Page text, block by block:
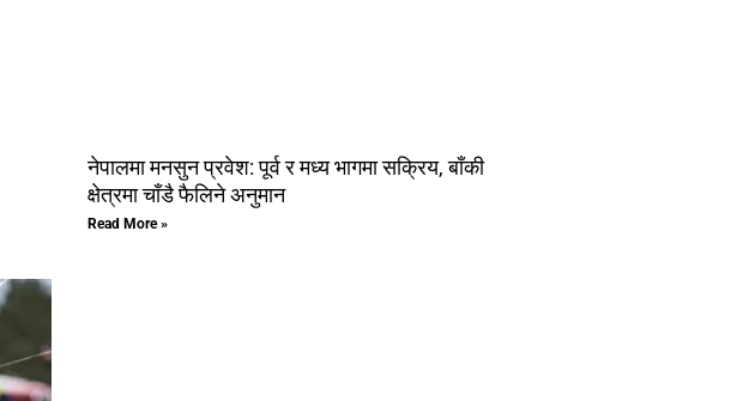
नेपालमा मनसुन प्रवेश: पूर्व र मध्य भागमा सक्रिय, बाँकी
क्षेत्रमा चाँडै फैलिने अनुमान
Read More »